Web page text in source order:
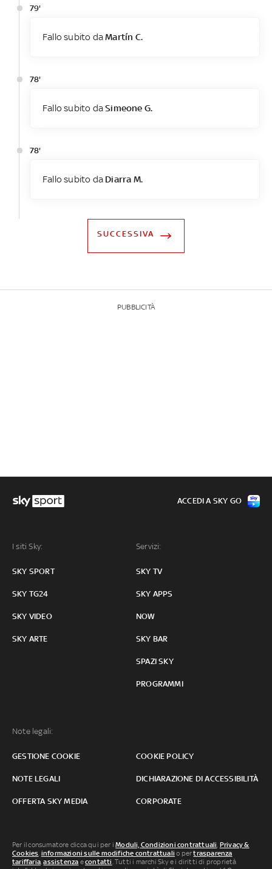
79'
Fallo subito daMartín C.
78'
Fallo subito daSimeone G.
78'
Fallo subito da Diarra M.
SUCCESSIVA
PUBBLICITÀ
I siti Sky:
SKY SPORT
SKY TG24
SKY VIDEO
SKY ARTE
Servizi:
SKY TV
SKY APPS
NOW
SKY BAR
SPAZI SKY
PROGRAMMI
Note legali:
GESTIONE COOKIE COOKIE POLICY
NOTE LEGALI DICHIARAZIONE DI ACCESSIBILITÀ
OFFERTA SKY MEDIA CORPORATE
ACCEDI A SKY GO
Per il consumatore clicca qui per iModuli, Condizioni contrattuali, Privacy &
Cookies, informazioni sulle modifiche contrattuali o pertrasparenza
tariffaria,assistenza econtatti. Tutti i marchi Sky e i diritti di proprietà